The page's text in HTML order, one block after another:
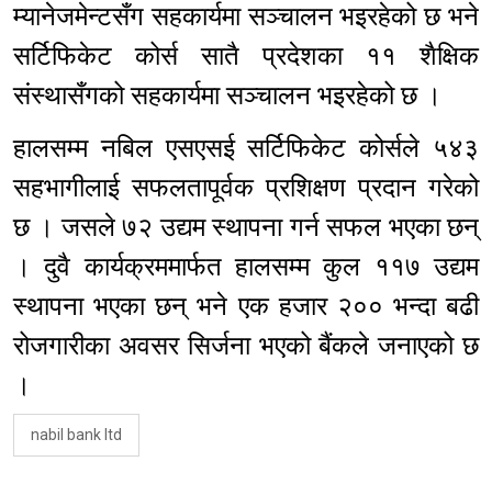
म्यानेजमेन्टसँग सहकार्यमा सञ्चालन भइरहेको छ भने
सर्टिफिकेट कोर्स सातै प्रदेशका ११ शैक्षिक
संस्थासँगको सहकार्यमा सञ्चालन भइरहेको छ ।
हालसम्म नबिल एसएसई सर्टिफिकेट कोर्सले ५४३
सहभागीलाई सफलतापूर्वक प्रशिक्षण प्रदान गरेको
छ । जसले ७२ उद्यम स्थापना गर्न सफल भएका छन्
। दुवै कार्यक्रममार्फत हालसम्म कुल ११७ उद्यम
स्थापना भएका छन् भने एक हजार २०० भन्दा बढी
रोजगारीका अवसर सिर्जना भएको बैंकले जनाएको छ
।
nabil bank ltd